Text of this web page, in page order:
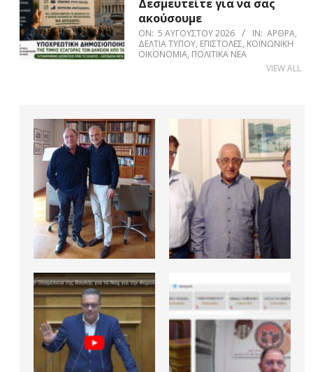
Δεσμευτείτε για να σας
ακούσουμε
ON: 5 ΑΥΓΟΎΣΤΟΥ 2026 IN: ΆΡΘΡΑ,
ΔΕΛΤΊΑ ΤΎΠΟΥ, ΕΠΙΣΤΟΛΈΣ, ΚΟΙΝΩΝΙΚΉ
ΟΙΚΟΝΟΜΊΑ, ΠΟΛΙΤΙΚΆ ΝΈΑ
VIEW ALL